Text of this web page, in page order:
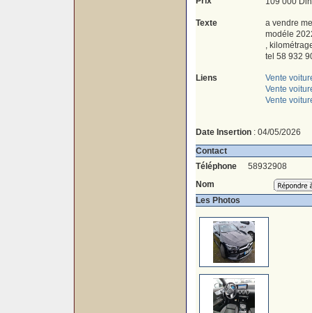
Texte
a vendre
modéle
,
tel 58 932
Liens
Vente
Vente
Vente
Date Insertion: 04/05/2026
Contact
Téléphone
58932908
Nom
Les Photos